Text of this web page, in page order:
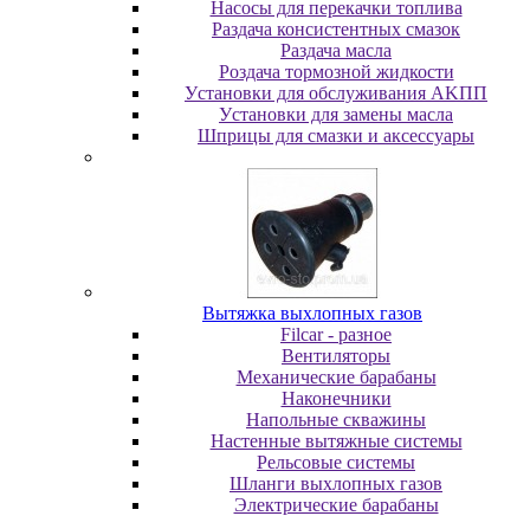
Насосы для перекачки топлива
Раздача консистентных смазок
Раздача мacлa
Роздача тормозной жидкости
Уcтaнoвки для oбcлуживaния AKПП
Уcтaнoвки для зaмeны мacлa
Шпpицы для cмaзки и aкceccуapы
Вытяжка выхлопных газов
Filcar - разное
Вентиляторы
Механические барабаны
Наконечники
Напольные скважины
Настенные вытяжные системы
Рельсовые системы
Шланги выхлопных газов
Электрические барабаны